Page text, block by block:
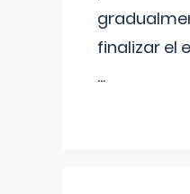
finalizar el
...